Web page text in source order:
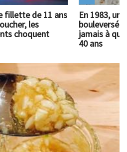
fillette de 11 ans
les
choquent
En 1983, un
bouleversé
jamais à
40 ans